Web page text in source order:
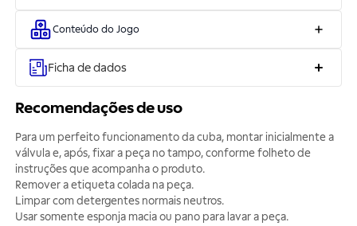
Conteúdo do Jogo
Ficha de dados
Recomendações de uso
Para um perfeito funcionamento da cuba, montar inicialmente a
válvula e, após, fixar a peça no tampo, conforme folheto de
instruções que acompanha o produto.
Remover a etiqueta colada na peça.
Limpar com detergentes normais neutros.
Usar somente esponja macia ou pano para lavar a peça.